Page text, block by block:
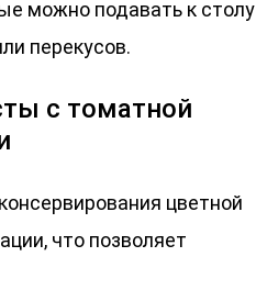
можно подавать к столу
перекусов.
с томатной
цветной
что позволяет